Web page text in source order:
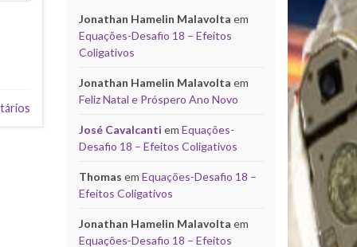
Jonathan Hamelin Malavolta em
Equações-Desafio 18 – Efeitos
Coligativos
Jonathan Hamelin Malavolta em
Feliz Natal e Próspero Ano Novo
José Cavalcanti em Equações-
Desafio 18 – Efeitos Coligativos
Thomas em Equações-Desafio 18 –
Efeitos Coligativos
Jonathan Hamelin Malavolta em
Equações-Desafio 18 – Efeitos